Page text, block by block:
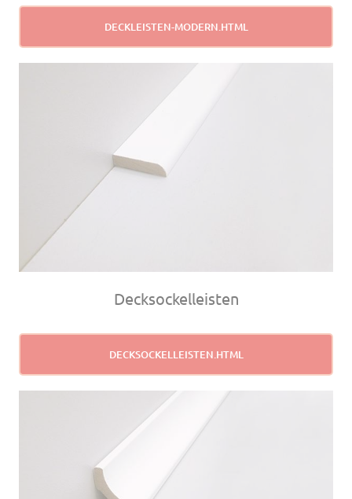
DECKLEISTEN-MODERN.HTML
Decksockelleisten
DECKSOCKELLEISTEN.HTML